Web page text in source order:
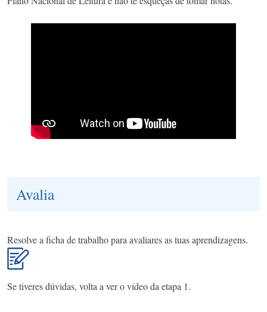
Avalia
Resolve a ficha de trabalho para avaliares as tuas aprendizagens.
Se tiveres dúvidas, volta a ver o vídeo da etapa 1.